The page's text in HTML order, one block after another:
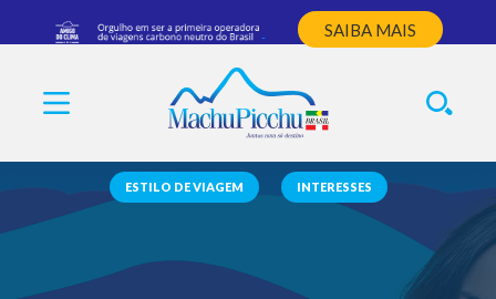
SAIBA MAIS
ESTILO DE VIAGEM INTERESSES